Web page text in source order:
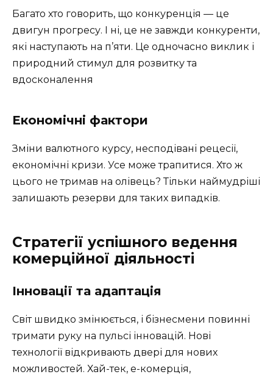
Багато хто говорить, що конкуренція — це
двигун прогресу. І ні, це не завжди конкуренти,
які наступають на п’яти. Це одночасно виклик і
природний стимул для розвитку та
вдосконалення
Економічні фактори
Зміни валютного курсу, несподівані рецесії,
економічні кризи. Усе може трапитися. Хто ж
цього не тримав на олівець? Тільки наймудріші
залишають резерви для таких випадків.
Стратегії успішного ведення
комерційної діяльності
Інновації та адаптація
Світ швидко змінюється, і бізнесмени повинні
тримати руку на пульсі інновацій. Нові
технології відкривають двері для нових
можливостей. Хай-тек, е-комерція,